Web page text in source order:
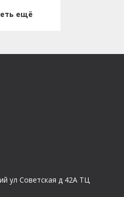
ещё
ул Cоветская д 42А ТЦ